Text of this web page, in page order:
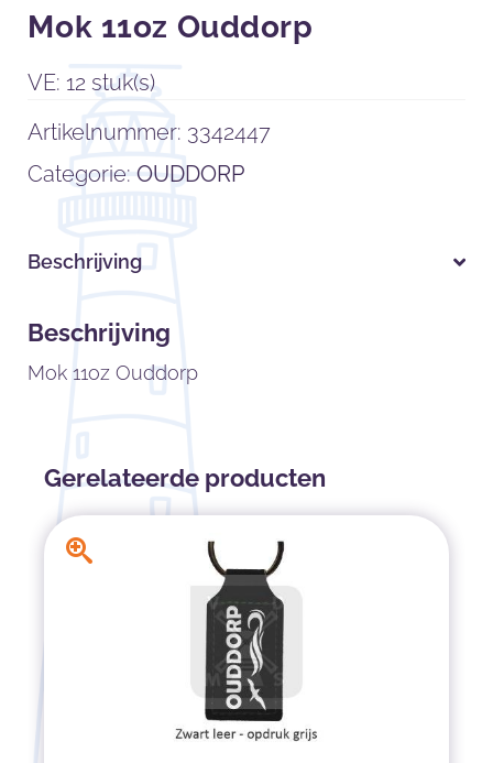
Mok 11oz Ouddorp
VE: 12 stuk(s)
Artikelnummer: 3342447
Categorie:OUDDORP
Beschrijving
Beschrijving
Mok 11oz Ouddorp
Gerelateerde producten